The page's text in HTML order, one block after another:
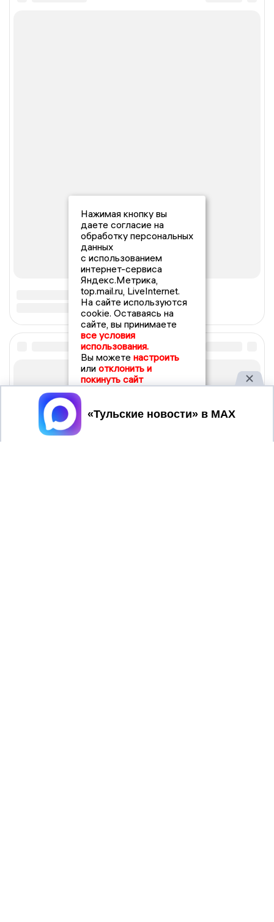
Нажимая кнопку вы
даете согласие на
обработку персональных
данных
с использованием
интернет-сервиса
Яндекс.Метрика,
top.mail.ru, LiveInternet.
На сайте используются
cookie. Оставаясь на
сайте, вы принимаете
все условия
использования.
Вы можете настроить
или отклонить и
покинуть сайт
Принять